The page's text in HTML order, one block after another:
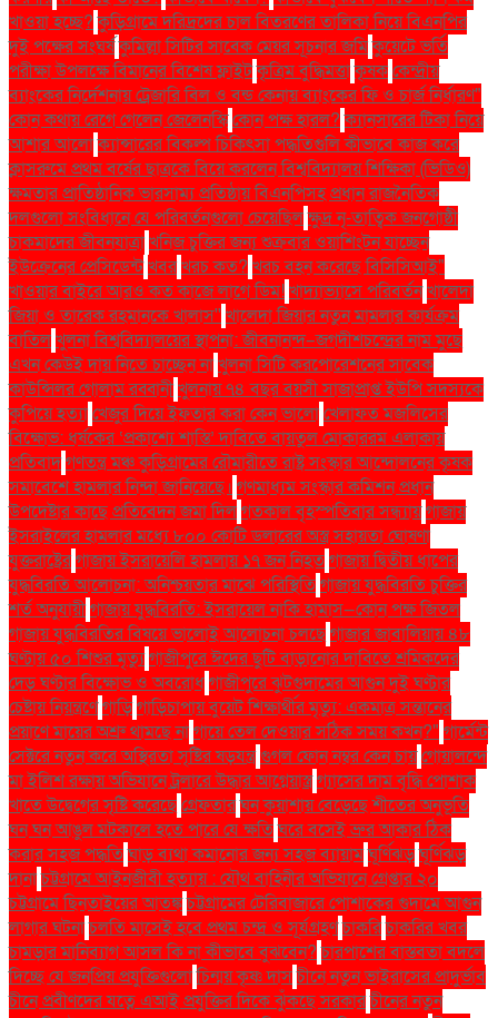
খাওয়া হচ্ছে? কুড়িগ্রামে দরিদ্রদের চাল বিতরণের তালিকা নিয়ে বিএনপির
দুই পক্ষের সংঘর্ষকুমিল্লা সিটির সাবেক মেয়র সূচনার জমিকুয়েটে ভর্তি
পরীক্ষা উপলক্ষে বিমানের বিশেষ ফ্লাইটকৃত্রিম বুদ্ধিমত্তাকৃষককেন্দ্রীয়
ব্যাংকের নির্দেশনায় ট্রেজারি বিল ও বন্ড কেনায় ব্যাংকের ফি ও চার্জ নির্ধারণ"
কোন কথায় রেগে গেলেন জেলেনস্কিকোন পক্ষ হারল? ক্যানসারের টিকা নিয়ে
আশার আলোক্যান্সারের বিকল্প চিকিৎসা পদ্ধতিগুলি কীভাবে কাজ করে
ক্লাসরুমে প্রথম বর্ষের ছাত্রকে বিয়ে করলেন বিশ্ববিদ্যালয় শিক্ষিকা (ভিডিও)
ক্ষমতার প্রাতিষ্ঠানিক ভারসাম্য প্রতিষ্ঠায় বিএনপিসহ প্রধান রাজনৈতিক
দলগুলো সংবিধানে যে পরিবর্তনগুলো চেয়েছিলক্ষুদ্র নৃ-তাত্বিক জনগোষ্ঠী
চাকমাদের জীবনযাত্রাখনিজ চুক্তির জন্য শুক্রবার ওয়াশিংটন যাচ্ছেন
ইউক্রেনের প্রেসিডেন্টখবরখরচ কত? খরচ বহন করেছে বিসিসিআই"
খাওয়ার বাইরে আরও কত কাজে লাগে ডিম!খাদ্যাভ্যাসে পরিবর্তনখালেদা
জিয়া ও তারেক রহমানকে খালাস'' খালেদা জিয়ার নতুন মামলার কার্যক্রম
বাতিলখুলনা বিশ্ববিদ্যালয়ের স্থাপনা: জীবনানন্দ–জগদীশচন্দ্রের নাম মুছে
এখন কেউই দায় নিতে চাচ্ছেন নাখুলনা সিটি করপোরেশনের সাবেক
কাউন্সিলর গোলাম রব্বানীখুলনায় ৭৪ বছর বয়সী সাজাপ্রাপ্ত ইউপি সদস্যকে
কুপিয়ে হত্যাখেজুর দিয়ে ইফতার করা কেন ভালোখেলাফত মজলিসের
বিক্ষোভ: ধর্ষকের ‘প্রকাশ্যে শাস্তি’ দাবিতে বায়তুল মোকাররম এলাকায়
প্রতিবাদগণতন্ত্র মঞ্চ কুড়িগ্রামের রৌমারীতে রাষ্ট্র সংস্কার আন্দোলনের কৃষক
সমাবেশে হামলার নিন্দা জানিয়েছে। গণমাধ্যম সংস্কার কমিশন প্রধান
উপদেষ্টার কাছে প্রতিবেদন জমা দিলগতকাল বৃহস্পতিবার সন্ধ্যায়গাজায়
ইসরাইলের হামলার মধ্যে ৮০০ কোটি ডলারের অস্ত্র সহায়তা ঘোষণা
যুক্তরাষ্ট্রেরগাজায় ইসরায়েলি হামলায় ১৭ জন নিহতগাজায় দ্বিতীয় ধাপের
যুদ্ধবিরতি আলোচনা: অনিশ্চয়তার মাঝে পরিস্থিতিগাজায় যুদ্ধবিরতি চুক্তির
শর্ত অনুযায়ীগাজায় যুদ্ধবিরতি: ইসরায়েল নাকি হামাস—কোন পক্ষ জিতল
গাজায় যুদ্ধবিরতির বিষয়ে ভালোই আলোচনা চলছেগাজার জাবালিয়ায় ৪৮
ঘণ্টায় ৫০ শিশুর মৃত্যুগাজীপুরে ঈদের ছুটি বাড়ানোর দাবিতে শ্রমিকদের
দেড় ঘণ্টার বিক্ষোভ ও অবরোধগাজীপুরে ঝুটগুদামের আগুন দুই ঘণ্টার
চেষ্টায় নিয়ন্ত্রণেগাড়িগাড়িচাপায় বুয়েট শিক্ষার্থীর মৃত্যু: একমাত্র সন্তানের
প্রয়াণে মায়ের অশ্রু থামছে নাগায়ে তেল দেওয়ার সঠিক সময় কখন?" গার্মেন্ট
সেক্টরে নতুন করে অস্থিরতা সৃষ্টির ষড়যন্ত্রগুগল ফোন নম্বর কেন চায়গোয়ালন্দে
মা ইলিশ রক্ষায় অভিযানে ট্রলারে উদ্ধার আগ্নেয়াস্ত্রগ্যাসের দাম বৃদ্ধি পোশাক
খাতে উদ্বেগের সৃষ্টি করেছেগ্রেফতারঘন কুয়াশায় বেড়েছে শীতের অনুভূতি
ঘন ঘন আঙুল মটকালে হতে পারে যে ক্ষতিঘরে বসেই ভ্রুর আকার ঠিক
করার সহজ পদ্ধতিঘাড় ব্যথা কমানোর জন্য সহজ ব্যায়ামঘূর্ণিঝড়ঘূর্ণিঝড়
দানাচট্টগ্রামে আইনজীবী হত্যায় : যৌথ বাহিনীর অভিযানে গ্রেপ্তার ২০
চট্টগ্রামে ছিনতাইয়ের আতঙ্কচট্টগ্রামের টেরিবাজারে পোশাকের গুদামে আগুন
লাগার ঘটনাচলতি মাসেই হবে প্রথম চন্দ্র ও সূর্যগ্রহণচাকরিচাকরির খবর
চামড়ার মানিব্যাগ আসল কি না কীভাবে বুঝবেন? চারপাশের বাস্তবতা বদলে
দিচ্ছে যে জনপ্রিয় প্রযুক্তিগুলোচিন্ময় কৃষ্ণ দাসচীনে নতুন ভাইরাসের প্রাদুর্ভাব
চীনে প্রবীণদের যত্নে এআই প্রযুক্তির দিকে ঝুঁকছে সরকারচীনের নতুন